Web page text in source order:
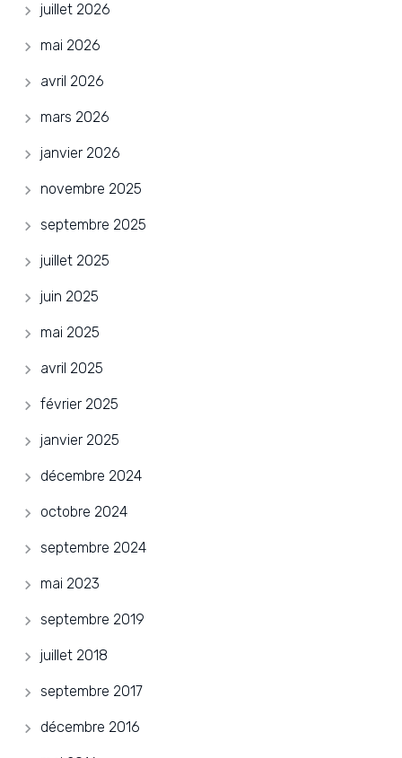
juillet 2026
mai 2026
avril 2026
mars 2026
janvier 2026
novembre 2025
septembre 2025
juillet 2025
juin 2025
mai 2025
avril 2025
février 2025
janvier 2025
décembre 2024
octobre 2024
septembre 2024
mai 2023
septembre 2019
juillet 2018
septembre 2017
décembre 2016